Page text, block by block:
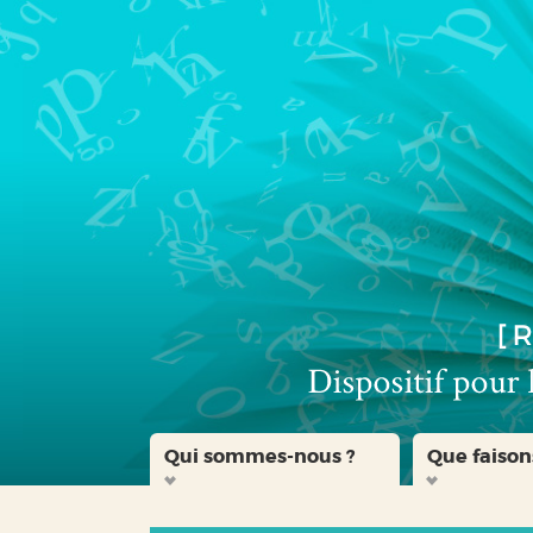
Aller
menu
Aller
contenu
Aller
la
recherche
Qui sommes-nous ? Que